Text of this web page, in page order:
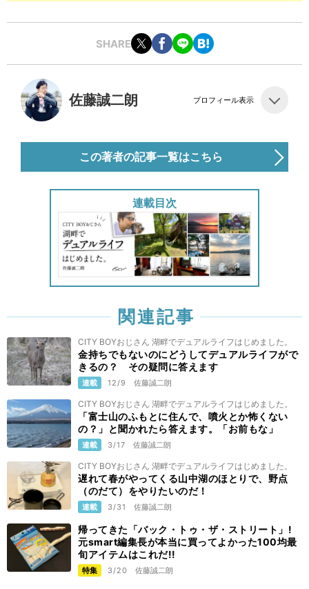
SHARE
佐藤誠二朗 プロフィール表示
この著者の記事一覧はこちら
連載目次
関連記事
CITY BOYおじさん 湖畔でデュアルライフはじめました。
金持ちでもないのにどうしてデュアルライフがで
きるの？ その疑問に答えます
連載 12/9 佐藤誠二朗
CITY BOYおじさん 湖畔でデュアルライフはじめました。
「富士山のふもとに住んで、噴火とか怖くない
の？」と聞かれたら答えます。「お前もな」
連載 3/17 佐藤誠二朗
CITY BOYおじさん 湖畔でデュアルライフはじめました。
遅れて春がやってくる山中湖のほとりで、野点
（のだて）をやりたいのだ！
連載 3/31 佐藤誠二朗
帰ってきた「バック・トゥ・ザ・ストリート」!
元smart編集長が本当に買ってよかった100均最
旬アイテムはこれだ!!
特集 3/20 佐藤誠二朗